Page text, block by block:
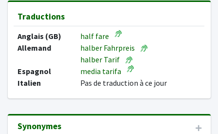
Traductions
Anglais (GB)
half fare
Allemand
halber Fahrpreis
halber Tarif
Espagnol
media tarifa
Italien
Pas de traduction à ce jour
Synonymes